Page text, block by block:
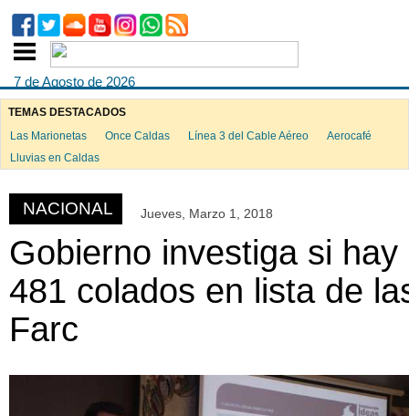
7 de Agosto de 2026
TEMAS DESTACADOS
Las Marionetas
Once Caldas Línea 3 del Cable Aéreo
Aerocafé
Lluvias en Caldas
NACIONAL Jueves, Marzo 1, 2018
Gobierno investiga si hay
481 colados en lista de
Farc